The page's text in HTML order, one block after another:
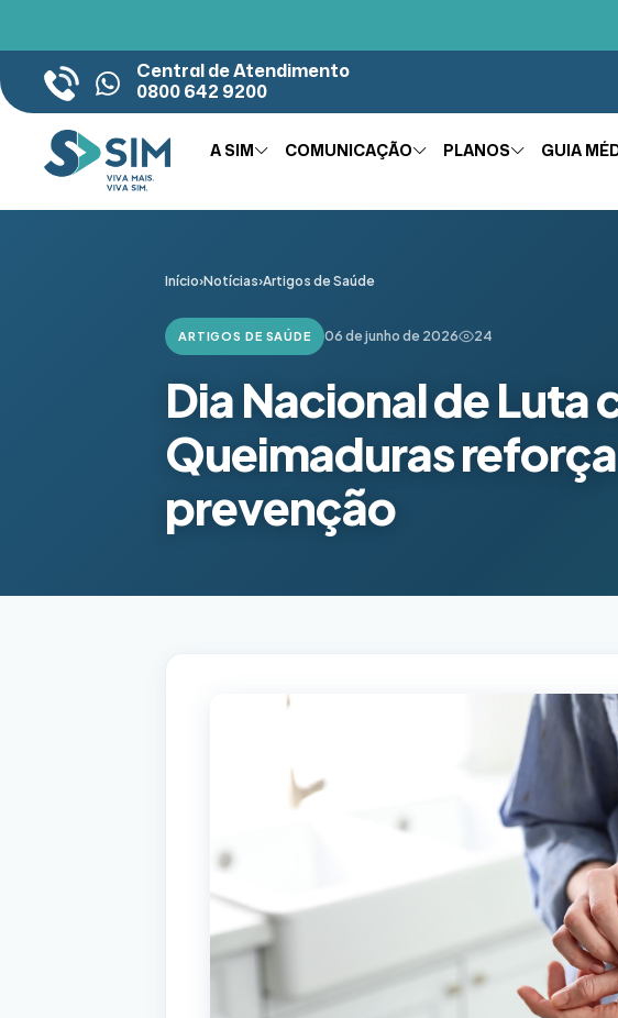
Central de Atendimento
0800 642 9200
A SIM COMUNICAÇÃO PLANOS GUIA
Início›Notícias›Artigos de Saúde
ARTIGOS DE SAÚDE 06 de junho de 2026 24
Dia Nacional de Luta
Queimaduras
prevenção